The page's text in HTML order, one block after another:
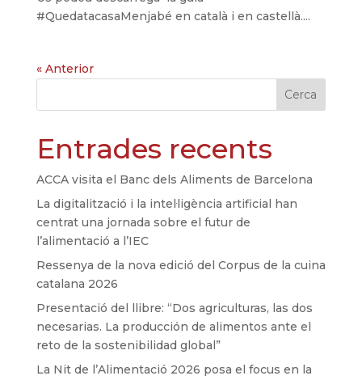
#QuedatacasaMenjabé en català i en castellà....
« Anterior
Cerca
Entrades recents
ACCA visita el Banc dels Aliments de Barcelona
La digitalització i la intel·ligència artificial han
centrat una jornada sobre el futur de
l’alimentació a l’IEC
Ressenya de la nova edició del Corpus de la cuina
catalana 2026
Presentació del llibre: “Dos agriculturas, las dos
necesarias. La producción de alimentos ante el
reto de la sostenibilidad global”
La Nit de l’Alimentació 2026 posa el focus en la